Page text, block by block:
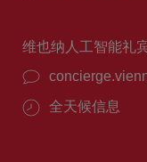
维也纳人工智能礼
全天候信息